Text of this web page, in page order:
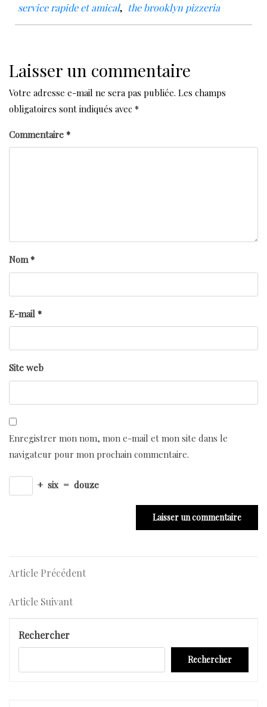
service rapide et amical, the brooklyn pizzeria
Laisser un commentaire
Votre adresse e-mail ne sera pas publiée. Les champs
obligatoires sont indiqués avec *
Commentaire *
Nom*
E-mail *
Site web
Enregistrer mon nom, mon e-mail et mon site dans le
navigateur pour mon prochain commentaire.
+ six = douze
Navigation
de
Article
Article Précédent
Article
Article Suivant
Rechercher
Rechercher